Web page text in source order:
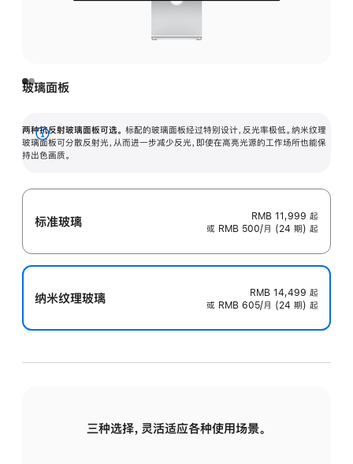
玻璃面板
两种抗反射玻璃面板可选。 标配的玻璃面板经过特别设计，反光率极低。纳米纹理
玻璃面板可分散反射光，从而进一步减少反光，即使在高亮光源的工作场所也能保
持出色画质。
展
开
标准玻璃 RMB 11,999 起
或 RMB 500/月 (24 期) 起
纳米纹理玻璃 RMB 14,499 起
或 RMB 605/月 (24 期) 起
三种选择，灵活适应各种使用场景。